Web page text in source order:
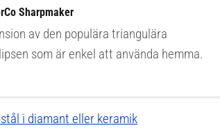
Sharpmaker
av den populära triangulära
som är enkel att använda hemma.
i diamant eller keramik